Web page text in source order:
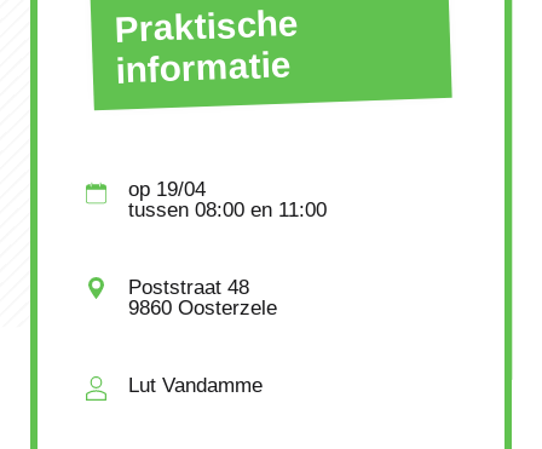
Praktische
informatie
op 19/04
tussen 08:00en 11:00
Poststraat 48
9860 Oosterzele
Lut Vandamme